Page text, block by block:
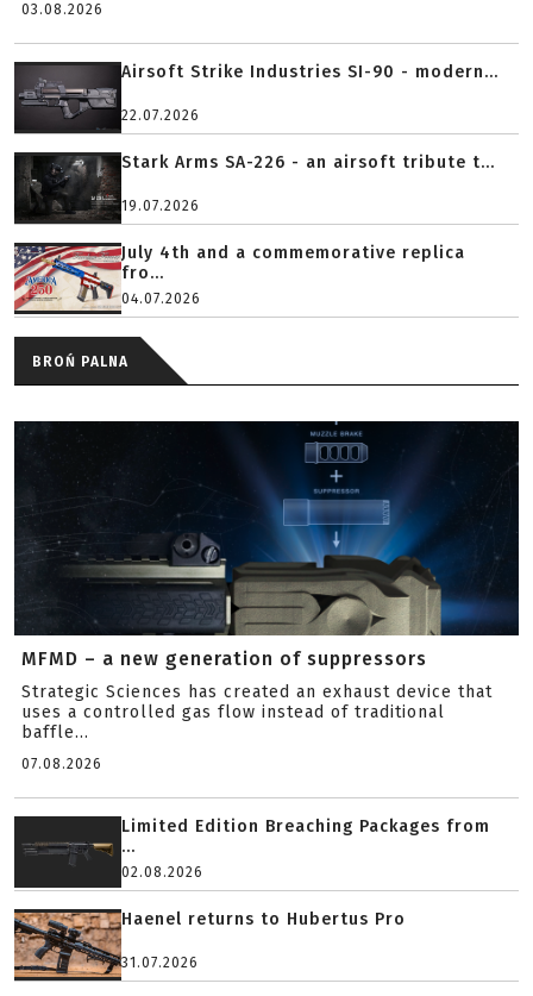
03.08.2026
Airsoft Strike Industries SI-90 - modern...
22.07.2026
Stark Arms SA-226 - an airsoft tribute t...
19.07.2026
July 4th and a commemorative replica
fro...
04.07.2026
BROŃ PALNA
MFMD – a new generation of suppressors
Strategic Sciences has created an exhaust device that
uses a controlled gas flow instead of traditional
baffle...
07.08.2026
Limited Edition Breaching Packages from
...
02.08.2026
Haenel returns to Hubertus Pro
31.07.2026